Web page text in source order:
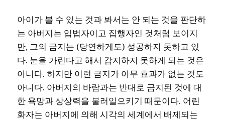
아이가 볼 수 있는 것과 봐서는 안 되는 것을 판단하
는 아버지는 입법자이고 집행자인 것처럼 보이지
만, 그의 금지는 (당연하게도) 성공하지 못하고 있
다. 눈을 가린다고 해서 감지하지 못하게 되는 것은
아니다. 하지만 이런 금지가 아무 효과가 없는 것도
아니다. 아버지의 바람과는 반대로 금지된 것에 대
한 욕망과 상상력을 불러일으키기 때문이다. 어린
화자는 아버지에 의해 시각의 세계에서 배제되는